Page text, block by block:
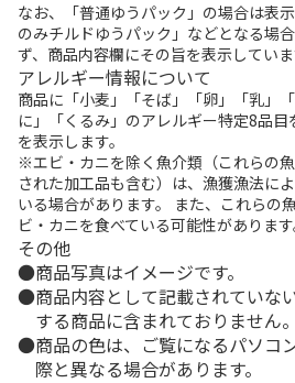
なお、「普通ゆうパック」の場合は表
のみチルドゆうパック」などとなる場
ず、商品内容欄にその旨を表示していま
アレルギー情報について
商品に「小麦」「そば」「卵」「乳」
に」「くるみ」のアレルギー特定8品
を表示します。
※エビ・カニを除く魚介類（これらの
された加工品も含む）は、漁獲漁法に
いる場合があります。 また、これらの
ビ・カニを食べている可能性があります
その他
商品写真はイメージです。
商品内容として記載されていな
する商品に含まれておりません。
商品の色は、ご覧になるパソコ
際と異なる場合があります。